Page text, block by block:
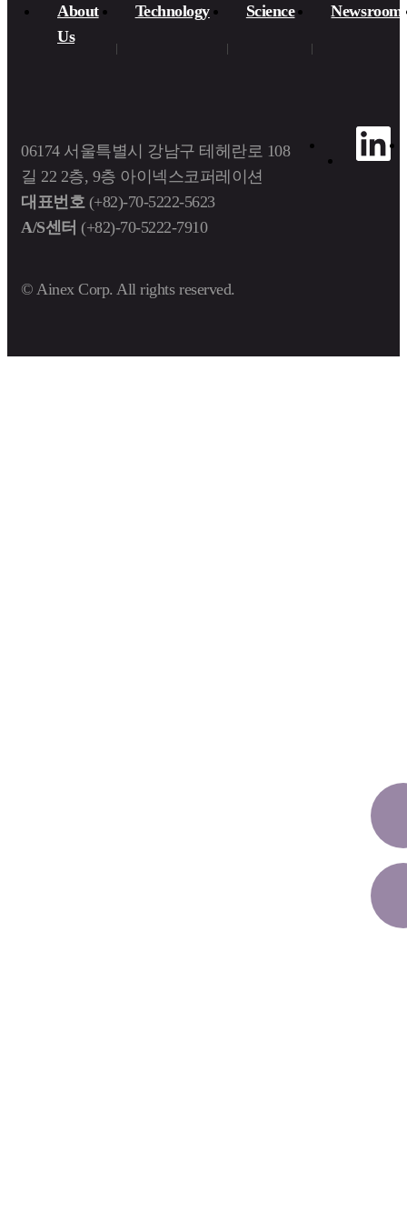
About
Us​
Technology Science Newsroom
06174 서울특별시 강남구 테헤란로 108
길 22 2층, 9층 아이넥스코퍼레이션
대표번호 (+82)-70-5222-5623
A/S센터 (+82)-70-5222-7910
© Ainex Corp. All rights reserved.